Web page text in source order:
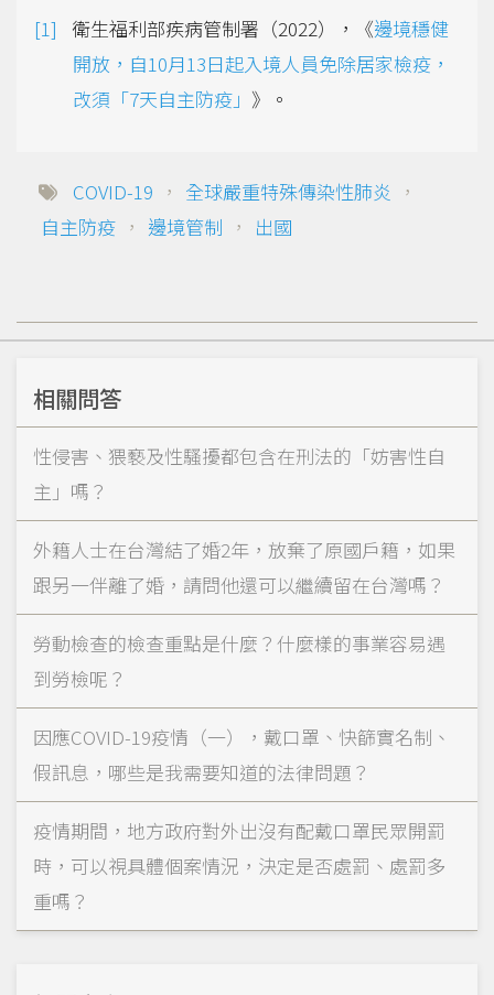
衛生福利部疾病管制署（2022），《邊境穩健
開放，自10月13日起入境人員免除居家檢疫，
改須「7天自主防疫」 》。
COVID-19 ， 全球嚴重特殊傳染性肺炎 ，
自主防疫 ， 邊境管制 ， 出國
相關問答
性侵害、猥褻及性騷擾都包含在刑法的「妨害性自
主」嗎？
外籍人士在台灣結了婚2年，放棄了原國戶籍，如果
跟另一伴離了婚，請問他還可以繼續留在台灣嗎？
勞動檢查的檢查重點是什麼？什麼樣的事業容易遇
到勞檢呢？
因應COVID-19疫情（一），戴口罩、快篩實名制、
假訊息，哪些是我需要知道的法律問題？
疫情期間，地方政府對外出沒有配戴口罩民眾開罰
時，可以視具體個案情況，決定是否處罰、處罰多
重嗎？